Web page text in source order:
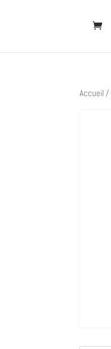
Accueil /